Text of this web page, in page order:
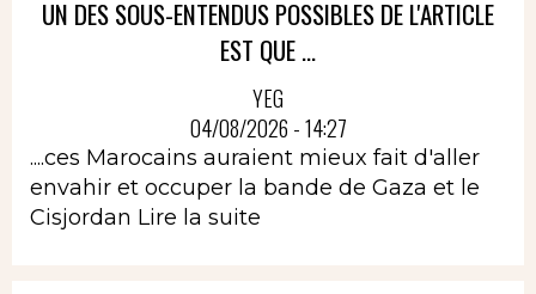
UN DES SOUS-ENTENDUS POSSIBLES DE L'ARTICLE
EST QUE ...
YEG
04/08/2026 - 14:27
....ces Marocains auraient mieux fait d'aller
envahir et occuper la bande de Gaza et le
Cisjordan Lire la suite